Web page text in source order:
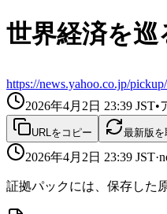
世界経済を巡
https://news.yahoo.co.jp/
2026年4月2日 23:39 JST•
URLをコピー 最新版を
2026年4月2日 23:39 JST·
証拠パックには、保存した